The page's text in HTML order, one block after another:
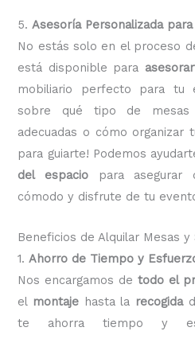
5.Asesoría Personalizada
No estás solo en el proceso
está disponible para
mobiliario perfecto para tu
sobre qué tipo de
adecuadas o cómo organizar
para guiarte! Podemos
del espacio para asegurar
cómodo y disfrute de tu
Beneficios de Alquilar Mesas
1.Ahorro de Tiempo y
Nos encargamos detodo el
el montaje hasta la recogida
te ahorra tiempo y